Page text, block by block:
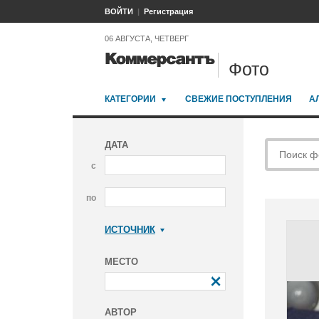
ВОЙТИ Регистрация
06 АВГУСТА, ЧЕТВЕРГ
Фото
КАТЕГОРИИ СВЕЖИЕ ПОСТУПЛЕНИЯ
ДАТА
с
по
ИСТОЧНИК
МЕСТО
АВТОР